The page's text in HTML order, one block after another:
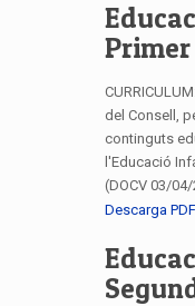
Primer
del Consell,
continguts
l'Educació
(DOCV 03/
Descarga PDF